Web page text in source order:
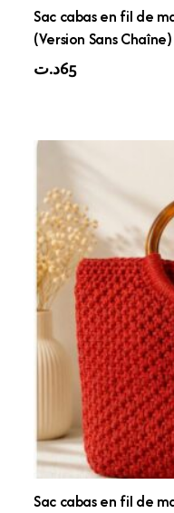
Sac cabas en fil de
(Version Sans Chaîne)
65د.ت
Sac cabas en fil de